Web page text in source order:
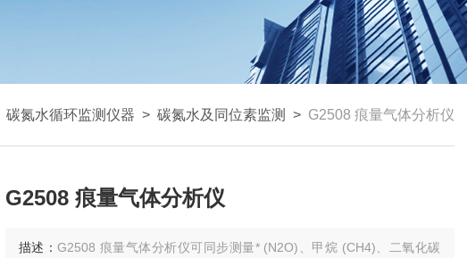
碳氮水循环监测仪器 > 碳氮水及同位素监测 > G2508 痕量气体分析仪
G2508 痕量气体分析仪
描述：G2508 痕量气体分析仪可同步测量* (N2O)、甲烷 (CH4)、二氧化碳